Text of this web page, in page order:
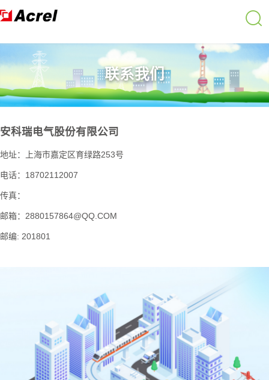
联系我们
安科瑞电气股份有限公司
地址：上海市嘉定区育绿路253号
电话：18702112007
传真：
邮箱：2880157864@QQ.COM
邮编: 201801